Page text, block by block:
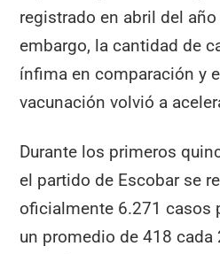
registrado en abril del
embargo, la cantidad de
ínfima en comparación y
vacunación volvió a
Durante los primeros
el partido de Escobar se
oficialmente 6.271 casos
un promedio de 418 cada